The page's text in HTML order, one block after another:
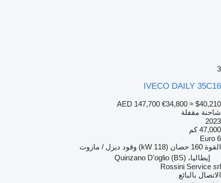
3
IVECO DAILY 35C16
AED 147,700 €34,800 ≈ $40,210
شاحنة مقفلة
2023
47,000 كم
Euro 6
القوة 160 حصان (118 kW) وقود ديزل / مازوت
إيطاليا، Quinzano D'oglio (BS)
Rossini Service srl
الاتصال بالبائع